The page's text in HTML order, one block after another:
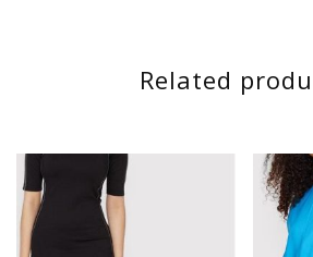
Related